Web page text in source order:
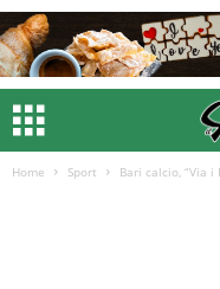
Home Sport Bari calcio, “Via